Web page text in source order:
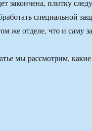
закончена, плитку
специальной
же отделе, что и саму
мы рассмотрим,